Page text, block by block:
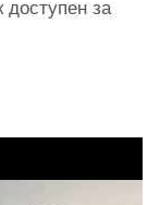
доступен за